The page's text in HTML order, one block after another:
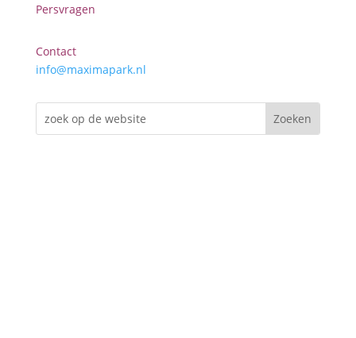
Persvragen
Contact
info@maximapark.nl